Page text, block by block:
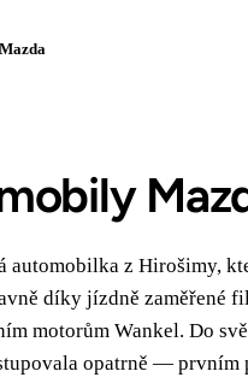
automobilka z Hirošimy,
díky jízdně zaměřené
motorům Wankel. Do
opatrně — prvním